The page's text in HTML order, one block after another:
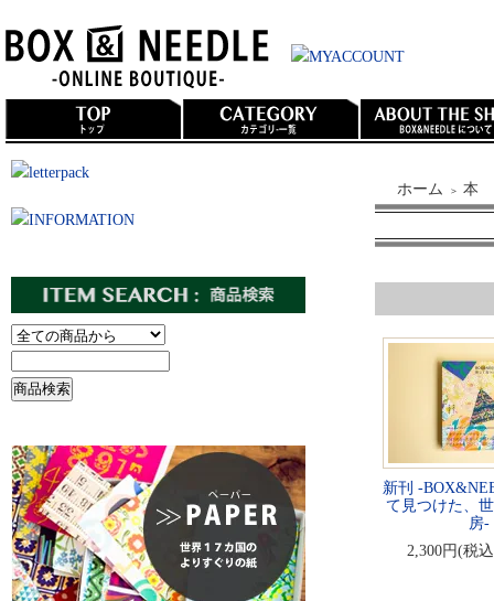
ホーム ＞ 本
新刊 -
て見つけた、
房-
2,300円(税